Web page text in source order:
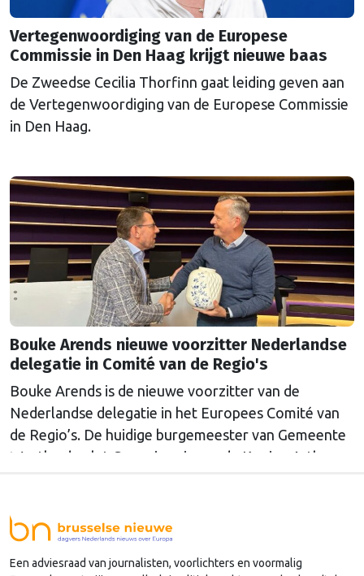
Vertegenwoordiging van de Europese
Commissie in Den Haag krijgt nieuwe baas
De Zweedse Cecilia Thorfinn gaat leiding geven aan
de Vertegenwoordiging van de Europese Commissie
in Den Haag.
Bouke Arends nieuwe voorzitter Nederlandse
delegatie in Comité van de Regio's
Bouke Arends is de nieuwe voorzitter van de
Nederlandse delegatie in het Europees Comité van
de Regio’s. De huidige burgemeester van Gemeente
Westland volgt Commissaris van de Koning Arthur
Nederlandse regio’s behoorlijk succesvol in hun
lobby in Brussel, en dat komt vooral omdat …
Continued
Een adviesraad van journalisten, voorlichters en voormalig